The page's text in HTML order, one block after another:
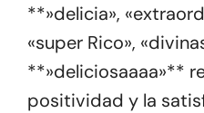
**»delicia»,
«super Rico»,
**»deliciosaaaa»**
positividad y la